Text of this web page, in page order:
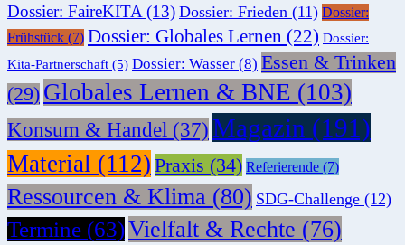
Dossier: FaireKITA (13) Dossier: Frieden (11) Dossier:
Frühstück (7) Dossier: Globales Lernen (22) Dossier:
Kita-Partnerschaft (5) Dossier: Wasser (8) Essen & Trinken
(29) Globales Lernen & BNE (103)
Konsum & Handel (37) Magazin (191)
Material (112) Praxis (34) Referierende (7)
Ressourcen & Klima (80) SDG-Challenge (12)
Termine (63)Vielfalt & Rechte (76)